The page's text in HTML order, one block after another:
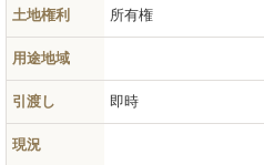
土地権利 所有権
用途地域
引渡し 即時
現況